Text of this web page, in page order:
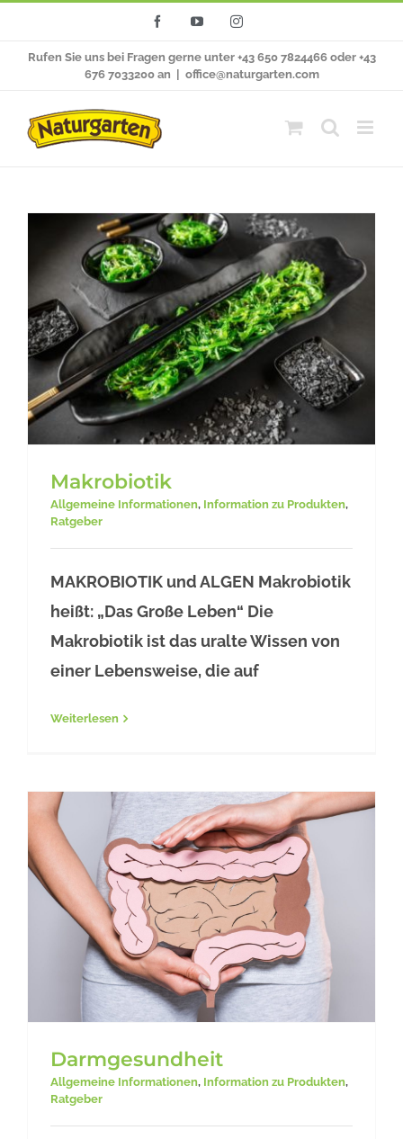
FacebookYouTubeInstagram
Rufen Sie uns bei Fragen gerne unter +43 650 7824466 oder +43
676 7033200 an
office@naturgarten.com
Makrobiotik
Makrobiotik
Allgemeine Informationen, Information zu Produkten,
Ratgeber
MAKROBIOTIK und ALGEN Makrobiotik
heißt: „Das Große Leben“ Die
Makrobiotik ist das uralte Wissen von
einer Lebensweise, die auf
Weiterlesen
Darmgesundheit
Allgemeine Informationen, Information zu Produkten,
Ratgeber